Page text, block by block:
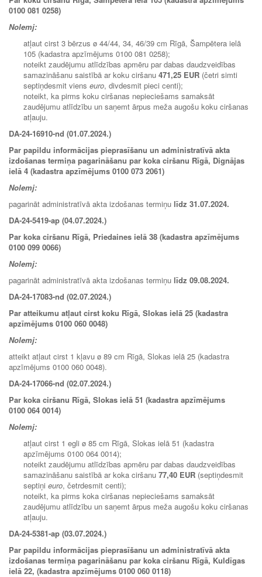
0100 081 0258)
Nolemj:
atļaut cirst 3 bērzus ø 44/44, 34, 46/39 cm Rīgā, Šampētera ielā
105 (kadastra apzīmējums 0100 081 0258);
noteikt zaudējumu atlīdzības apmēru par dabas daudzveidības
samazināšanu saistībā ar koku ciršanu 471,25 EUR (četri simti
septiņdesmit viens euro, divdesmit pieci centi);
noteikt, ka pirms koku ciršanas nepieciešams samaksāt
zaudējumu atlīdzību un saņemt ārpus meža augošu koku ciršanas
atļauju.
DA-24-16910-nd (01.07.2024.)
Par papildu informācijas pieprasīšanu un administratīvā akta
izdošanas termiņa pagarināšanu par koka ciršanu Rīgā, Dignājas
ielā 4 (kadastra apzīmējums 0100 073 2061)
Nolemj:
pagarināt administratīvā akta izdošanas termiņu līdz 31.07.2024.
DA-24-5419-ap (04.07.2024.)
Par koka ciršanu Rīgā, Priedaines ielā 38 (kadastra apzīmējums
0100 099 0066)
Nolemj:
pagarināt administratīvā akta izdošanas termiņu līdz 09.08.2024.
DA-24-17083-nd (02.07.2024.)
Par atteikumu atļaut cirst koku Rīgā, Slokas ielā 25 (kadastra
apzīmējums 0100 060 0048)
Nolemj:
atteikt atļaut cirst 1 kļavu ø 89 cm Rīgā, Slokas ielā 25 (kadastra
apzīmējums 0100 060 0048).
DA-24-17066-nd (02.07.2024.)
Par koka ciršanu Rīgā, Slokas ielā 51 (kadastra apzīmējums
0100 064 0014)
Nolemj:
atļaut cirst 1 egli ø 85 cm Rīgā, Slokas ielā 51 (kadastra
apzīmējums 0100 064 0014);
noteikt zaudējumu atlīdzības apmēru par dabas daudzveidības
samazināšanu saistībā ar koka ciršanu 77,40 EUR (septiņdesmit
septiņi euro, četrdesmit centi);
noteikt, ka pirms koka ciršanas nepieciešams samaksāt
zaudējumu atlīdzību un saņemt ārpus meža augošu koku ciršanas
atļauju.
DA-24-5381-ap (03.07.2024.)
Par papildu informācijas pieprasīšanu un administratīvā akta
izdošanas termiņa pagarināšanu par koka ciršanu Rīgā, Kuldīgas
ielā 22, (kadastra apzīmējums 0100 060 0118)